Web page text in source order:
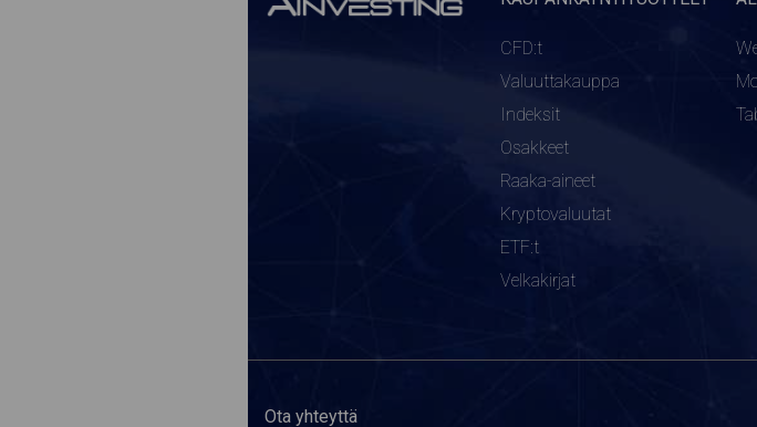
CFD:t
Valuuttakauppa
Indeksit
Osakkeet
Raaka-aineet
Kryptovaluutat
ETF:t
Velkakirjat
Ota yhteyttä